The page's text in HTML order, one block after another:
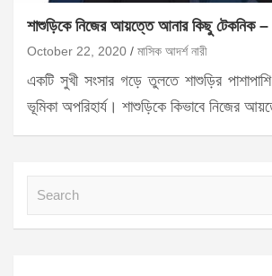
শাশুড়িকে নিজের আয়ত্তে আনার কিছু টেকনিক –
October 22, 2020 মাসিক আদর্শ নারী
একটি সুখী সংসার গড়ে তুলতে শাশুড়ির
ভূমিকা অপরিহার্য। শাশুড়িকে কিভাবে নিজের